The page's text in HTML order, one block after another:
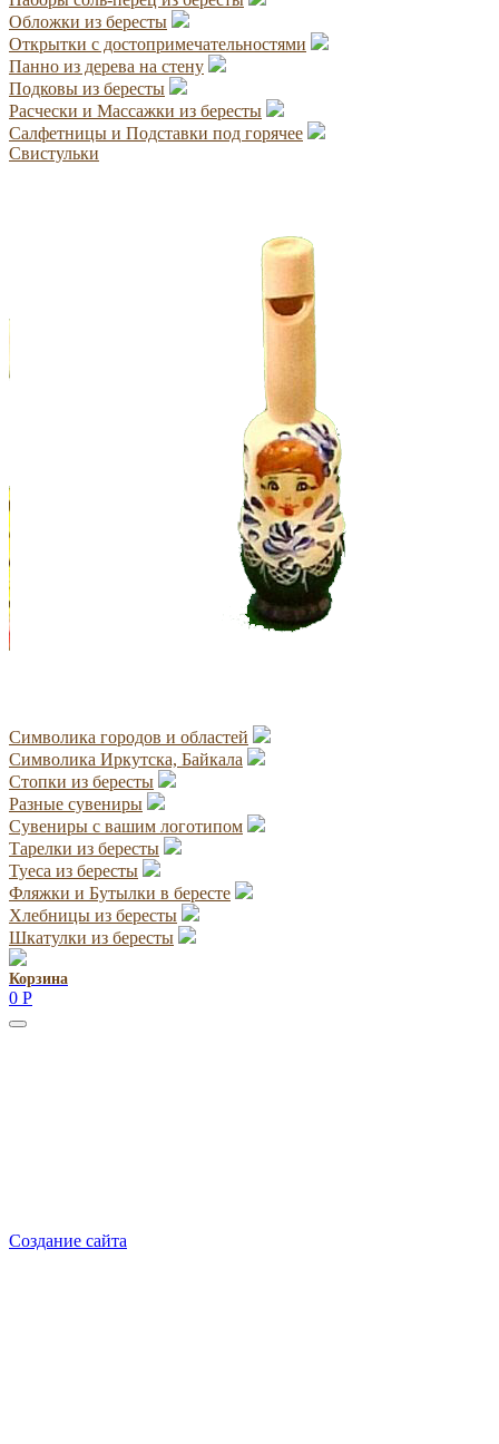
Обложки из бересты
Открытки с достопримечательностями
Панно из дерева на стену
Подковы из бересты
Расчески и Массажки из бересты
Салфетницы и Подставки под горячее
Свистульки
Символика городов и областей
Символика Иркутска, Байкала
Стопки из бересты
Разные сувениры
Сувениры с вашим логотипом
Тарелки из бересты
Туеса из бересты
Фляжки и Бутылки в бересте
Хлебницы из бересты
Шкатулки из бересты
Корзина
0 Р
Создание сайта